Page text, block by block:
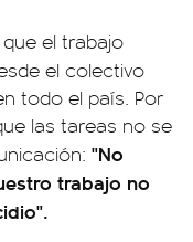
el trabajo
el colectivo
todo el país. Por
las tareas no se
"No
trabajo no